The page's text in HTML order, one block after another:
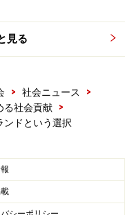
見る
> 社会ニュース
>
る社会貢献
>
ドという選択